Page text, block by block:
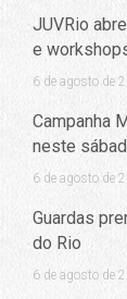
JUVRio
e
6 de agosto de
Campanha
neste
6 de agosto de
Guardas
do Rio
6 de agosto de